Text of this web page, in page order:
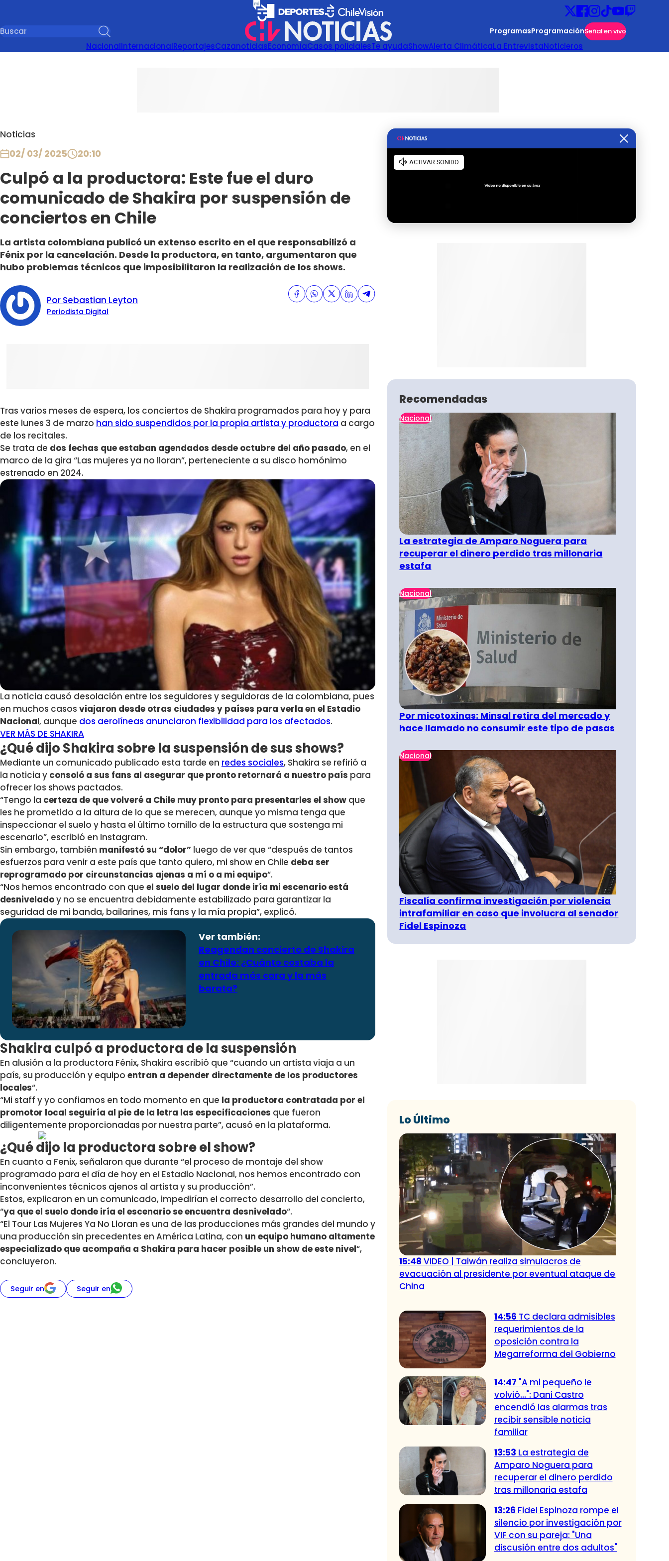
ProgramasProgramaciónSeñal en vivo
NacionalInternacionalReportajesCazanoticiasEconomíaCasos policialesTe ayudaShowAlerta ClimáticaLa EntrevistaNoticieros
Noticias
02/ 03/ 2025 20:10
Culpó a la productora: Este fue el duro
comunicado de Shakira por suspensión de
conciertos en Chile
La artista colombiana publicó un extenso escrito en el que responsabilizó a
Fénix por la cancelación. Desde la productora, en tanto, argumentaron que
hubo problemas técnicos que imposibilitaron la realización de los shows.
Por Sebastian Leyton
Periodista Digital
Tras varios meses de espera, los conciertos de Shakira programados para hoy y para
este lunes 3 de marzo han sido suspendidos por la propia artista y productora a cargo
de los recitales.
Se trata de dos fechas que estaban agendados desde octubre del año pasado, en el
marco de la gira “Las mujeres ya no lloran”, perteneciente a su disco homónimo
estrenado en 2024.
La noticia causó desolación entre los seguidores y seguidoras de la colombiana, pues
en muchos casos viajaron desde otras ciudades y países para verla en el Estadio
Nacional, aunque dos aerolíneas anunciaron flexibilidad para los afectados.
VER MÁS DE SHAKIRA
¿Qué dijo Shakira sobre la suspensión de sus shows?
Mediante un comunicado publicado esta tarde en redes sociales, Shakira se refirió a
la noticia y consoló a sus fans al asegurar que pronto retornará a nuestro país para
ofrecer los shows pactados.
“Tengo la certeza de que volveré a Chile muy pronto para presentarles el show que
les he prometido a la altura de lo que se merecen, aunque yo misma tenga que
inspeccionar el suelo y hasta el último tornillo de la estructura que sostenga mi
escenario”, escribió en Instagram.
Sin embargo, también manifestó su “dolor” luego de ver que “después de tantos
esfuerzos para venir a este país que tanto quiero, mi show en Chile deba ser
reprogramado por circunstancias ajenas a mí o a mi equipo“.
“Nos hemos encontrado con que el suelo del lugar donde iría mi escenario está
desniveladoy no se encuentra debidamente estabilizado para garantizar la
seguridad de mi banda, bailarines, mis fans y la mía propia”, explicó.
Ver también:
Reagendan concierto de Shakira
en Chile: ¿Cuánto costaba la
entrada más cara y la más
barata?
Shakira culpó a productora de la suspensión
En alusión a la productora Fénix, Shakira escribió que “cuando un artista viaja a un
país, su producción y equipo entran a depender directamente de los productores
locales“.
“Mi staff y yo confiamos en todo momento en que la productora contratada por el
promotor local seguiría al pie de la letra las especificaciones que fueron
diligentemente proporcionadas por nuestra parte”, acusó en la plataforma.
¿Qué dijo la productora sobre el show?
En cuanto a Fenix, señalaron que durante “el proceso de montaje del show
programado para el día de hoy en el Estadio Nacional, nos hemos encontrado con
inconvenientes técnicos ajenos al artista y su producción”.
Estos, explicaron en un comunicado, impedirían el correcto desarrollo del concierto,
“ya que el suelo donde iría el escenario se encuentra desnivelado“.
“El Tour Las Mujeres Ya No Lloran es una de las producciones más grandes del mundo y
una producción sin precedentes en América Latina, con un equipo humano altamente
especializado que acompaña a Shakira para hacer posible un show de este nivel“,
concluyeron.
Seguir en Seguir en
Recomendadas
Nacional
La estrategia de Amparo Noguera para
recuperar el dinero perdido tras millonaria
estafa
Nacional
Por micotoxinas: Minsal retira del mercado y
hace llamado no consumir este tipo de pasas
Nacional
Fiscalía confirma investigación por violencia
intrafamiliar en caso que involucra al senador
Fidel Espinoza
Lo Último
15:48VIDEO | Taiwán realiza simulacros de
evacuación al presidente por eventual ataque de
China
14:56 TC declara admisibles
requerimientos de la
oposición contra la
Megarreforma del Gobierno
14:47 "A mi pequeño le
volvió...": Dani Castro
encendió las alarmas tras
recibir sensible noticia
familiar
13:53 La estrategia de
Amparo Noguera para
recuperar el dinero perdido
tras millonaria estafa
13:26 Fidel Espinoza rompe el
silencio por investigación por
VIF con su pareja: "Una
discusión entre dos adultos"